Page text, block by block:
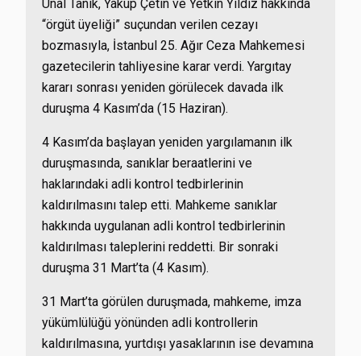
Ünal Tanık, Yakup Çetin ve Yetkin Yıldız hakkında
“örgüt üyeliği” suçundan verilen cezayı
bozmasıyla, İstanbul 25. Ağır Ceza Mahkemesi
gazetecilerin tahliyesine karar verdi. Yargıtay
kararı sonrası yeniden görülecek davada ilk
duruşma 4 Kasım’da (15 Haziran).
4 Kasım’da başlayan yeniden yargılamanın ilk
duruşmasında, sanıklar beraatlerini ve
haklarındaki adli kontrol tedbirlerinin
kaldırılmasını talep etti. Mahkeme sanıklar
hakkında uygulanan adli kontrol tedbirlerinin
kaldırılması taleplerini reddetti. Bir sonraki
duruşma 31 Mart’ta (4 Kasım).
31 Mart’ta görülen duruşmada, mahkeme, imza
yükümlülüğü yönünden adli kontrollerin
kaldırılmasına, yurtdışı yasaklarının ise devamına